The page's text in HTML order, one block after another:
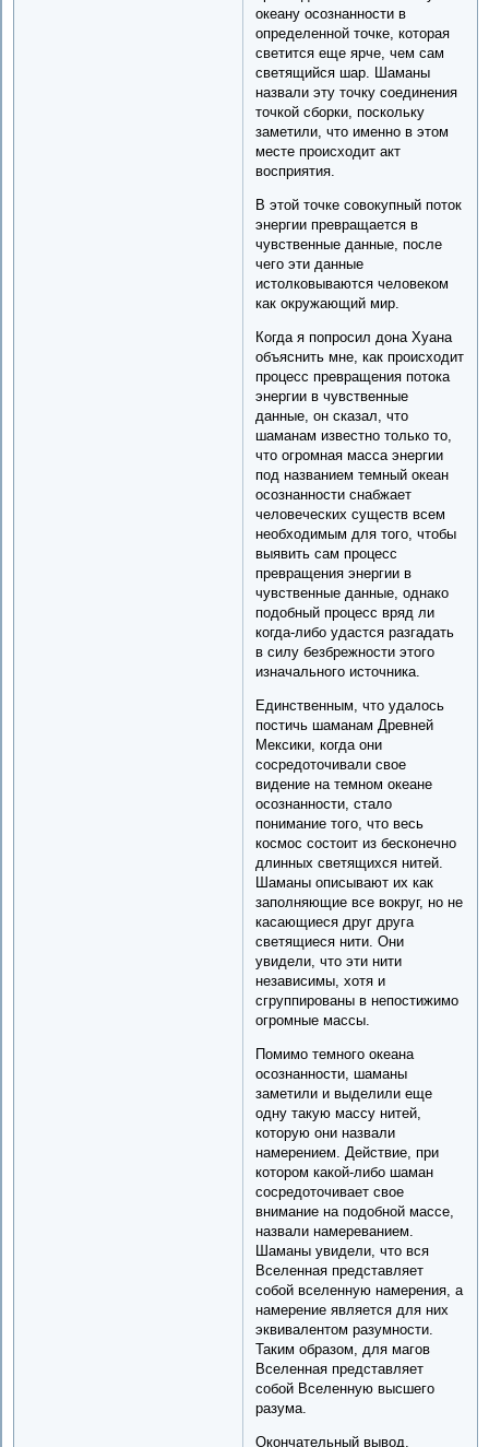
океану осознанности в
определенной точке, которая
светится еще ярче, чем сам
светящийся шар. Шаманы
назвали эту точку соединения
точкой сборки, поскольку
заметили, что именно в этом
месте происходит акт
восприятия.
В этой точке совокупный поток
энергии превращается в
чувственные данные, после
чего эти данные
истолковываются человеком
как окружающий мир.
Когда я попросил дона Хуана
объяснить мне, как происходит
процесс превращения потока
энергии в чувственные
данные, он сказал, что
шаманам известно только то,
что огромная масса энергии
под названием темный океан
осознанности снабжает
человеческих существ всем
необходимым для того, чтобы
выявить сам процесс
превращения энергии в
чувственные данные, однако
подобный процесс вряд ли
когда-либо удастся разгадать
в силу безбрежности этого
изначального источника.
Единственным, что удалось
постичь шаманам Древней
Мексики, когда они
сосредоточивали свое
видение на темном океане
осознанности, стало
понимание того, что весь
космос состоит из бесконечно
длинных светящихся нитей.
Шаманы описывают их как
заполняющие все вокруг, но не
касающиеся друг друга
светящиеся нити. Они
увидели, что эти нити
независимы, хотя и
сгруппированы в непостижимо
огромные массы.
Помимо темного океана
осознанности, шаманы
заметили и выделили еще
одну такую массу нитей,
которую они назвали
намерением. Действие, при
котором какой-либо шаман
сосредоточивает свое
внимание на подобной массе,
назвали намереванием.
Шаманы увидели, что вся
Вселенная представляет
собой вселенную намерения, а
намерение является для них
эквивалентом разумности.
Таким образом, для магов
Вселенная представляет
собой Вселенную высшего
разума.
Окончательный вывод,